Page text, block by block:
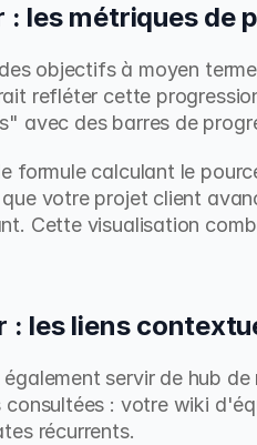
: les métriques de
objectifs à moyen
refléter cette
avec des barres de
formule calculant le
votre projet client
Cette visualisation
: les liens
servir de hub
consultées : votre wiki
récurrents.